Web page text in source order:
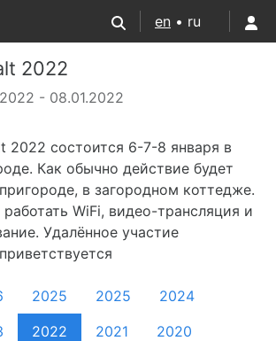
en • ru
2022
- 08.01.2022
2022 состоится 6-7-8 января в
Как обычно действие будет
в загородном коттедже.
WiFi, видео-трансляция и
Удалённое участие
2025 2025
2024
2022 2021
2020